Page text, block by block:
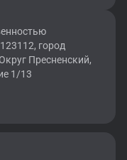
город
Пресненский,
1/13